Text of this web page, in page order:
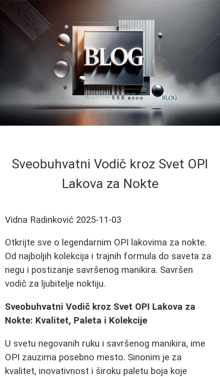
Sveobuhvatni Vodič kroz Svet OPI
Lakova za Nokte
Vidna Radinković 2025-11-03
Otkrijte sve o legendarnim OPI lakovima za nokte.
Od najboljih kolekcija i trajnih formula do saveta za
negu i postizanje savršenog manikira. Savršen
vodič za ljubitelje noktiju.
Sveobuhvatni Vodič kroz Svet OPI Lakova za
Nokte: Kvalitet, Paleta i Kolekcije
U svetu negovanih ruku i savršenog manikira, ime
OPI zauzima posebno mesto. Sinonim je za
kvalitet, inovativnost i široku paletu boja koje